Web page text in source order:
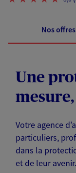
Nos offres
Une
Votre agence
particuliers,
dans la
et de leur avenir.